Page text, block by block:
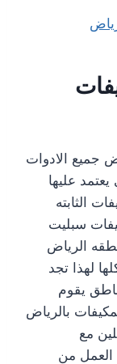
جميع الادوات
عليها
الثابته
سبليت
الرياض
لهذا تجد
يقوم
بالرياض
مع
العمل من